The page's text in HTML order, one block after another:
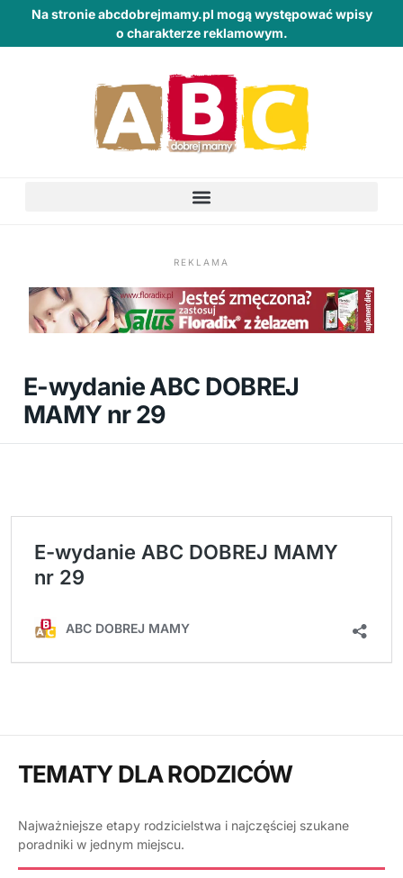
Na stronie abcdobrejmamy.pl mogą występować wpisy
o charakterze reklamowym.
REKLAMA
E-wydanie ABC DOBREJ
MAMY nr 29
E-wydanie ABC DOBREJ MAMY
nr 29
ABC DOBREJ MAMY
TEMATY DLA RODZICÓW
Najważniejsze etapy rodzicielstwa i najczęściej szukane
poradniki w jednym miejscu.